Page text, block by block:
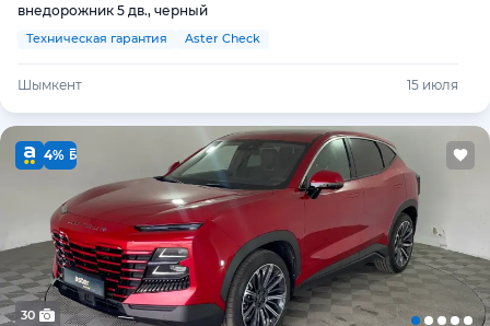
внедорожник 5 дв., черный
Техническая гарантия Aster Check
Шымкент 15 июля
4%
30